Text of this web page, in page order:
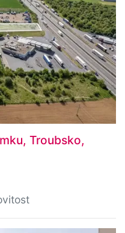
Troubsko,